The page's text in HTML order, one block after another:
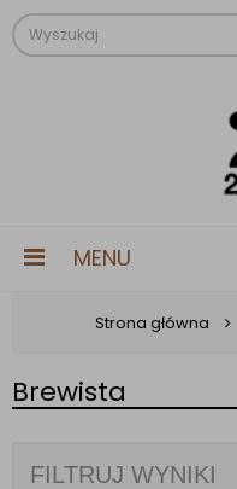
MENU
Strona główna
Brewista
FILTRUJ WYNIKI